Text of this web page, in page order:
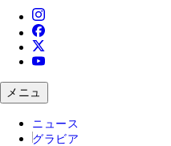
メニュ
ニュース
グラビア